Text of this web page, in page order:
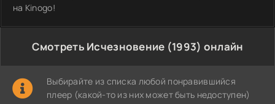
на Kinogo!
Смотреть Исчезновение (1993) онлайн
Выбирайте из списка любой понравившийся
плеер (какой-то из них может быть недоступен)